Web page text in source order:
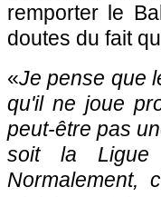
remporter le
doutes du fait
«Je pense que
qu'il ne joue
peut-être pas
soit la Ligue
Normalement,